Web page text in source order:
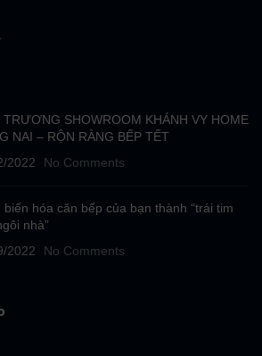
TRƯƠNG SHOWROOM KHÁNH VY HOME
NAI – RỘN RÀNG BẾP TẾT
2022
No Comments
biến hóa căn bếp của bạn thành “trái tim
nhà”
2022
No Comments